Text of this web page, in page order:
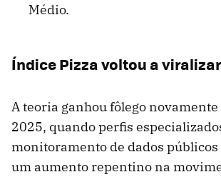
Médio.
Índice Pizza voltou a
A teoria ganhou fôlego
2025, quando perfis
monitoramento de dados
um aumento repentino na